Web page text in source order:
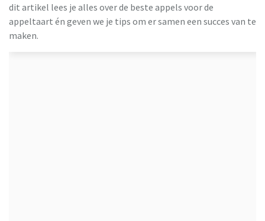
dit artikel lees je alles over de beste appels voor de
appeltaart én geven we je tips om er samen een succes van te
maken.